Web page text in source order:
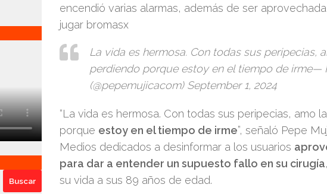
encendió varias alarmas, además de ser
jugar bromasx
La vida es hermosa. Con todas sus peripecias,
perdiendo porque estoy en el tiempo de irme—
(@pepemujicacom) September 1, 2024
“La vida es hermosa. Con todas sus peripecias, amo
porque estoy en el tiempo de irme”, señaló Pepe
Medios dedicados a desinformar a los usuarios
para dar a entender un supuesto fallo en su cirugía
su vida a sus 89 años de edad.